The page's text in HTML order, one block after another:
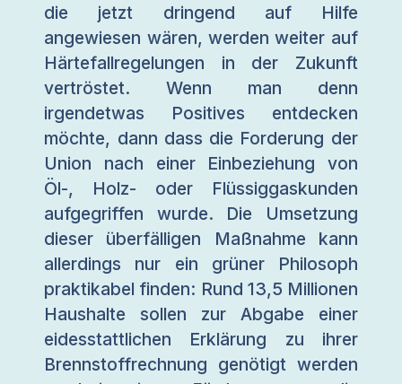
die jetzt dringend auf Hilfe
angewiesen wären, werden weiter auf
Härtefallregelungen in der Zukunft
vertröstet. Wenn man denn
irgendetwas Positives entdecken
möchte, dann dass die Forderung der
Union nach einer Einbeziehung von
Öl-, Holz- oder Flüssiggaskunden
aufgegriffen wurde. Die Umsetzung
dieser überfälligen Maßnahme kann
allerdings nur ein grüner Philosoph
praktikabel finden: Rund 13,5 Millionen
Haushalte sollen zur Abgabe einer
eidesstattlichen Erklärung zu ihrer
Brennstoffrechnung genötigt werden